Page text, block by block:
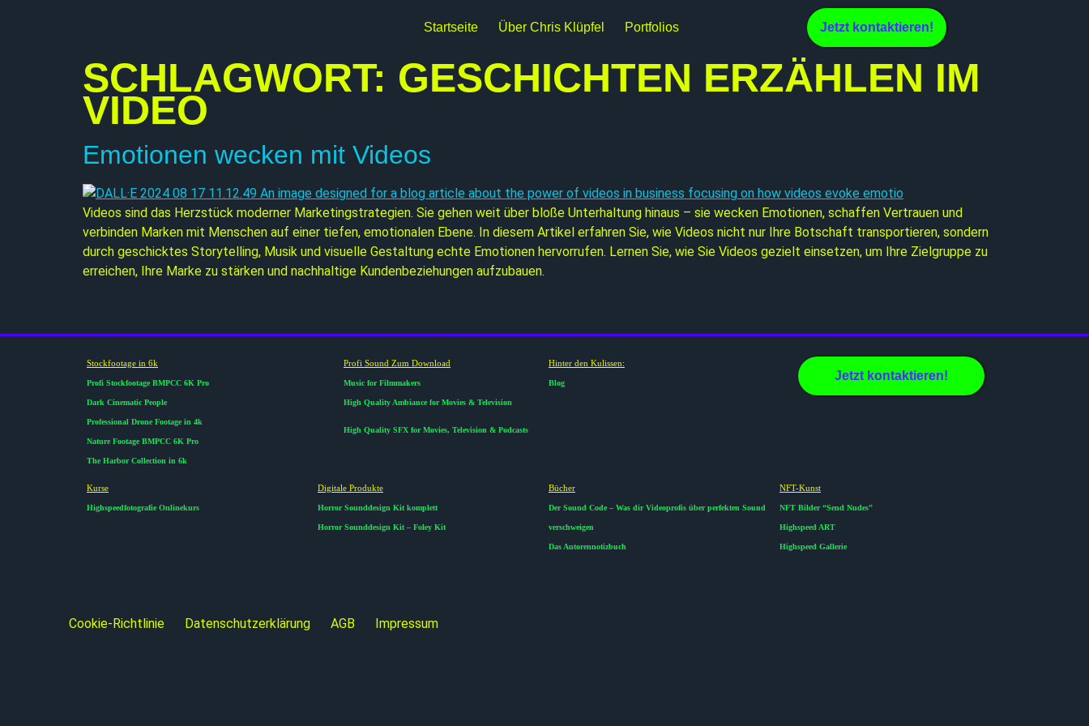
Startseite Über Chris Klüpfel Portfolios Jetzt kontaktieren!
SCHLAGWORT: GESCHICHTEN ERZÄHLEN IM
VIDEO
Emotionen wecken mit Videos
Videos sind das Herzstück moderner Marketingstrategien. Sie gehen weit über bloße Unterhaltung hinaus – sie wecken Emotionen, schaffen Vertrauen und
verbinden Marken mit Menschen auf einer tiefen, emotionalen Ebene. In diesem Artikel erfahren Sie, wie Videos nicht nur Ihre Botschaft transportieren, sondern
durch geschicktes Storytelling, Musik und visuelle Gestaltung echte Emotionen hervorrufen. Lernen Sie, wie Sie Videos gezielt einsetzen, um Ihre Zielgruppe zu
erreichen, Ihre Marke zu stärken und nachhaltige Kundenbeziehungen aufzubauen.
Stockfootage in 6k
Profi Stockfootage BMPCC 6K Pro
Dark Cinematic People
Professional Drone Footage in 4k
Nature Footage BMPCC 6K Pro
The Harbor Collection in 6k
Profi Sound Zum Download
Music for Filmmakers
High Quality Ambiance for Movies & Television
High Quality SFX for Movies, Television & Podcasts
Hinter den Kulissen:
Blog
Jetzt kontaktieren!
Kurse​
Highspeedfotografie Onlinekurs
Digitale Produkte​
Horror Sounddesign Kit komplett
Horror Sounddesign Kit – Foley Kit
Bücher
Der Sound Code – Was dir Videoprofis über perfekten Sound
verschweigen
Das Autorennotizbuch
NFT-Kunst
NFT Bilder “Send Nudes”
Highspeed ART
Highspeed Gallerie
Cookie-Richtlinie Datenschutzerklärung AGB Impressum